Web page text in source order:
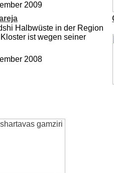
2009
Halbwüste in der Region
ist wegen seiner
2008